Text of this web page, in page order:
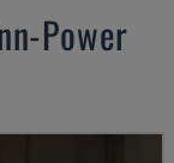
Power